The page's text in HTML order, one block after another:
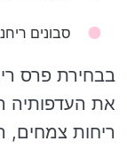
סבונים
בבחירת פרס
את העדפותיה
ריחות צמחים,